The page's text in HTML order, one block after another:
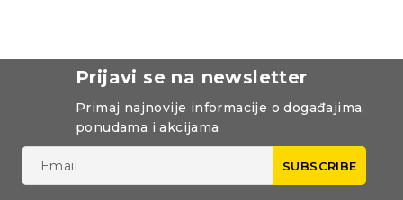
Prijavi se na newsletter
Primaj najnovije informacije o događajima,
ponudama i akcijama